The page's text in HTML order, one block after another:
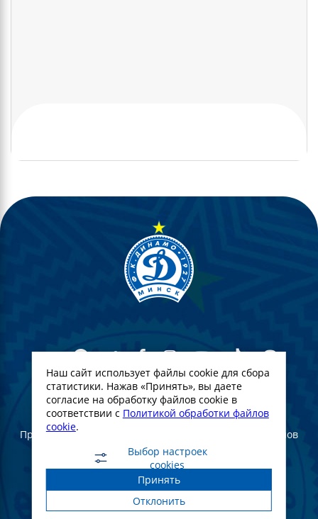
© Футбольный Клуб Динамо-Минск. 2022
При полном или частичном использовании материалов
ссылка на официальный сайт ФК Динамо Минск
обязательна
Создание и продвижение сайта -
WebGroup.PRO
Наш сайт использует файлы cookie для сбора
статистики. Нажав «Принять», вы даете
согласие на обработку файлов cookie в
соответствии с Политикой обработки файлов
cookie.
Выбор настроек
cookies
Принять
Отклонить